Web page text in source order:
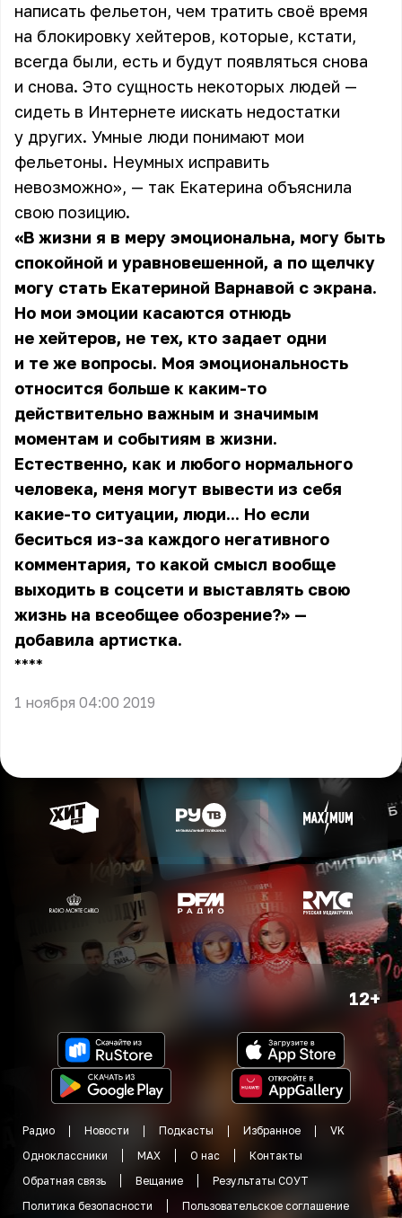
написать фельетон, чем тратить своё время
на блокировку хейтеров, которые, кстати,
всегда были, есть и будут появляться снова
и снова. Это сущность некоторых людей —
сидеть в Интернете иискать недостатки
у других. Умные люди понимают мои
фельетоны. Неумных исправить
невозможно», — так Екатерина объяснила
свою позицию.
«В жизни я в меру эмоциональна, могу быть
спокойной и уравновешенной, а по щелчку
могу стать Екатериной Варнавой с экрана.
Но мои эмоции касаются отнюдь
не хейтеров, не тех, кто задает одни
и те же вопросы. Моя эмоциональность
относится больше к каким-то
действительно важным и значимым
моментам и событиям в жизни.
Естественно, как и любого нормального
человека, меня могут вывести из себя
какие-то ситуации, люди... Но если
беситься из-за каждого негативного
комментария, то какой смысл вообще
выходить в соцсети и выставлять свою
жизнь на всеобщее обозрение?» —
добавила артистка.
** **
1 ноября 04:00 2019
12+
Радио Новости Подкасты Избранное
VK
Одноклассники
MAX О нас
Контакты
Обратная связь
Вещание
Результаты СОУТ
Политика безопасности
Пользовательское соглашение